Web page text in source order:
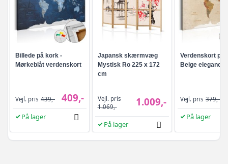
Billede på kork -
Mørkeblåt verdenskort
Vejl. pris 439,- 409,-
På lager
Japansk skærmvæg
Mystisk Ro 225 x 172
cm
Vejl. pris
1.069,-
1.009,-
På lager
Verdenskort på
Beige elegance
Vejl. pris 379,-
På lager